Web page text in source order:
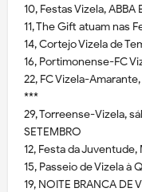
10, Festas Vizela, ABBA
11, The Gift atuam nas
14, Cortejo Vizela de
16, Portimonense-FC
22, FC Vizela-
***
29, Torreense-Vizela,
SETEMBRO
12, Festa da
15, Passeio de Vizela à
19, NOITE BRANCA DE